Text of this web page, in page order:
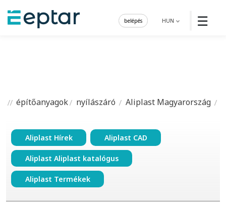
☰
HUN
belépés
építőanyagok nyílászáró Aliplast Magyarország
Aliplast Hírek Aliplast CAD
Aliplast Aliplast katalógus
Aliplast Termékek